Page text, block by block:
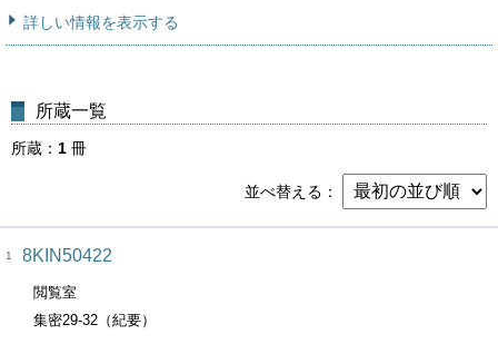
詳しい情報を表示する
所蔵一覧
所蔵 1 冊
並べ替える
1 8KIN50422
閲覧室
集密29-32（紀要）